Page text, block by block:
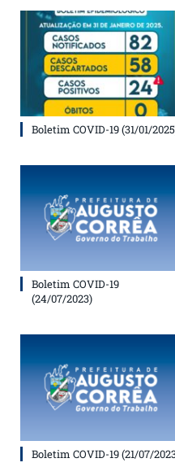
Boletim COVID-19 (31/01/
Boletim COVID-19
(24/07/2023)
Boletim COVID-19 (21/07/